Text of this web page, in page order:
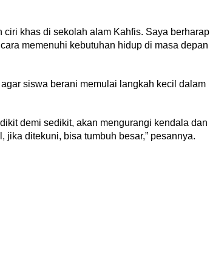
khas di sekolah alam Kahfis. Saya berharap
memenuhi kebutuhan hidup di masa depan
siswa berani memulai langkah kecil dalam
demi sedikit, akan mengurangi kendala dan
ditekuni, bisa tumbuh besar,” pesannya.